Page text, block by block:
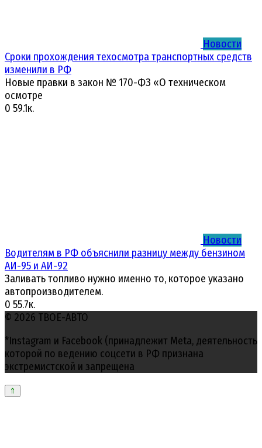
Новости
Сроки прохождения техосмотра транспортных средств
изменили в РФ
Новые правки в закон № 170-ФЗ «О техническом
осмотре
0 59.1к.
Новости
Водителям в РФ объяснили разницу между бензином
АИ-95 и АИ-92
Заливать топливо нужно именно то, которое указано
автопроизводителем.
0 55.7к.
© 2026 ТВОЕ-АВТО
*Instagram и Facebook (принадлежит Meta, деятельность
которой по ведению соцсети в РФ признана
экстремистской и запрещена